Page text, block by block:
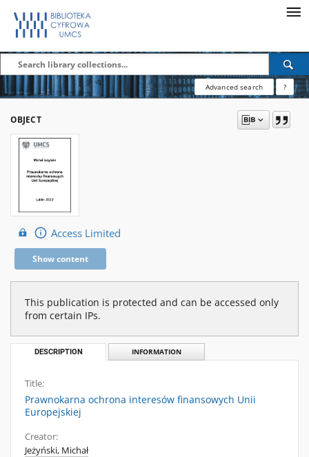
Advanced search ?
OBJECT
Access Limited
Show content
This publication is protected and can be accessed only
from certain IPs.
DESCRIPTION INFORMATION
Title:
Prawnokarna ochrona interesów finansowych Unii
Europejskiej
Creator:
Jeżyński, Michał